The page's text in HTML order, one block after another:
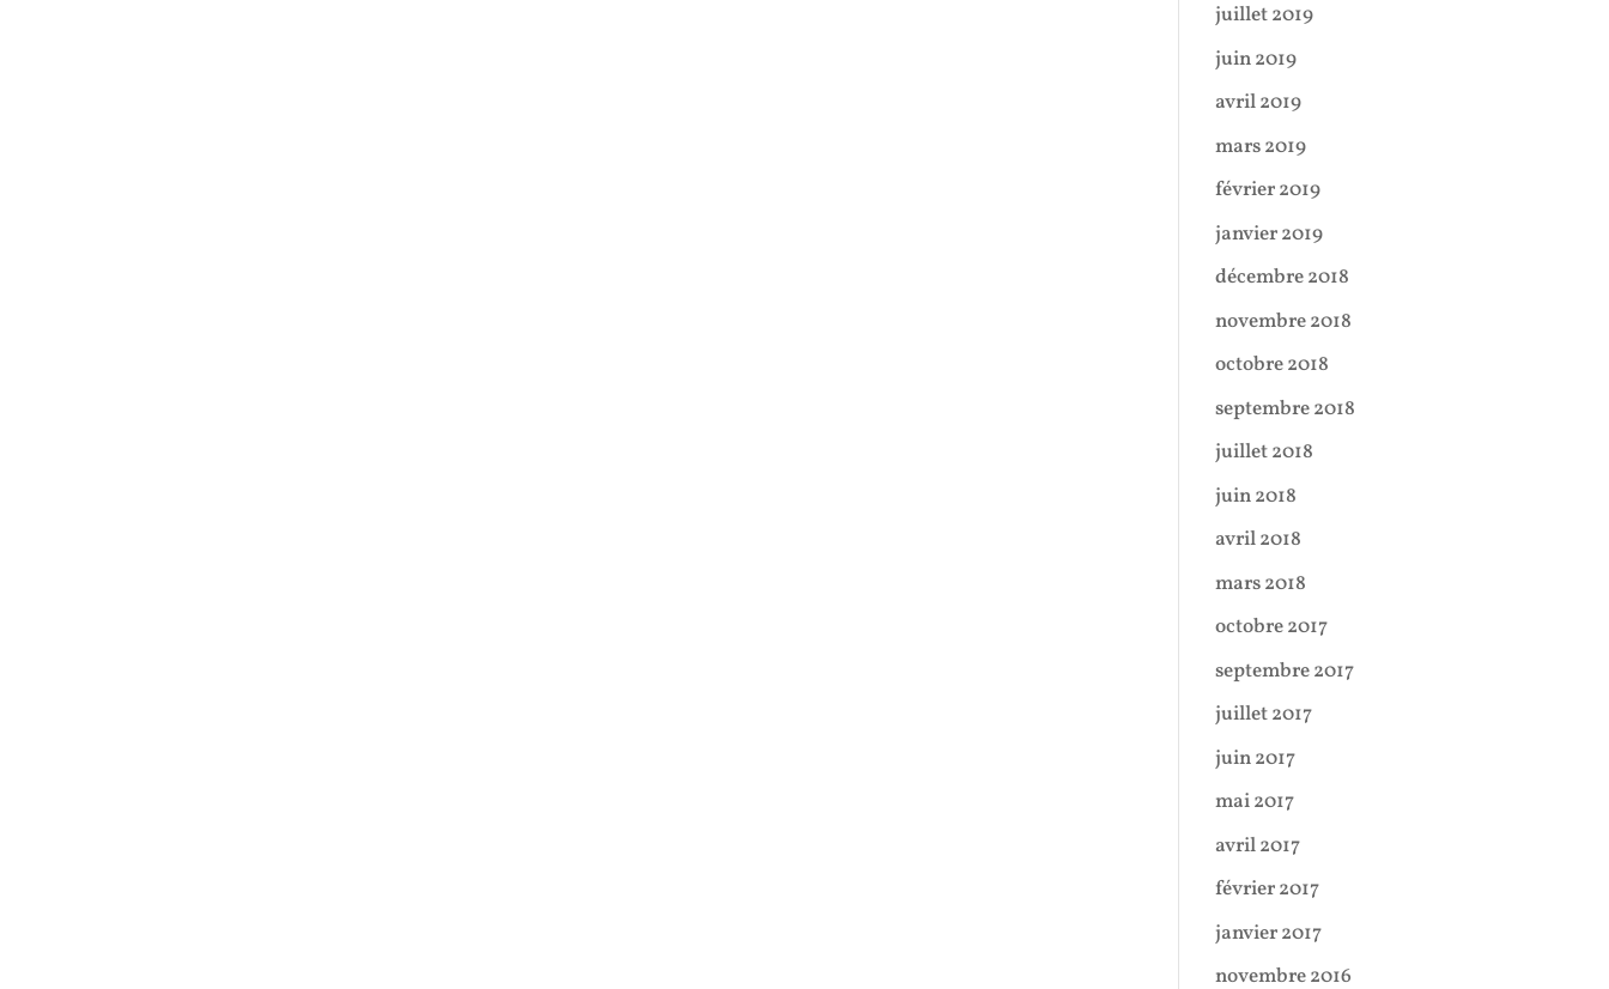
juillet 2019
juin 2019
avril 2019
mars 2019
février 2019
janvier 2019
décembre 2018
novembre 2018
octobre 2018
septembre 2018
juillet 2018
juin 2018
avril 2018
mars 2018
octobre 2017
septembre 2017
juillet 2017
juin 2017
mai 2017
avril 2017
février 2017
janvier 2017
novembre 2016